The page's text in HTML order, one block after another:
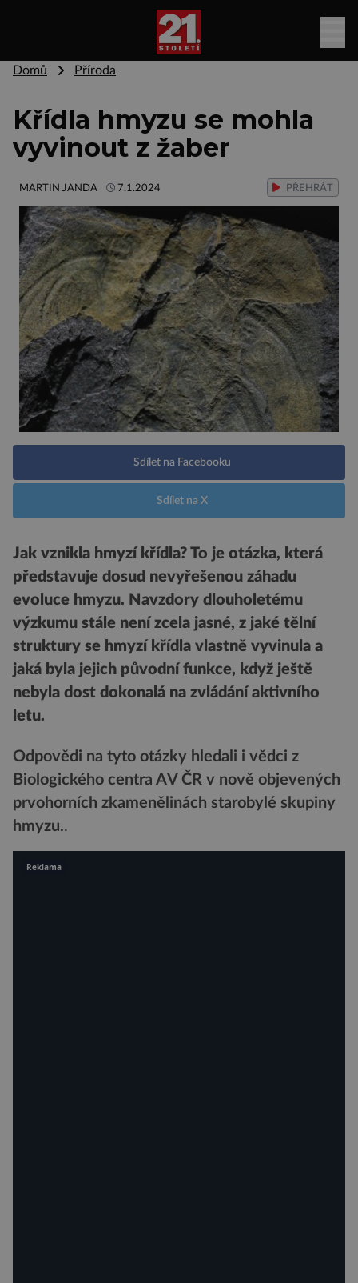
Domů Příroda
Křídla hmyzu se mohla
vyvinout z žaber
MARTIN JANDA 7.1.2024 PŘEHRÁT
Sdílet na Facebooku
Sdílet na X
Jak vznikla hmyzí křídla? To je otázka, která
představuje dosud nevyřešenou záhadu
evoluce hmyzu. Navzdory dlouholetému
výzkumu stále není zcela jasné, z jaké tělní
struktury se hmyzí křídla vlastně vyvinula a
jaká byla jejich původní funkce, když ještě
nebyla dost dokonalá na zvládání aktivního
letu.
Odpovědi na tyto otázky hledali i vědci z
Biologického centra AV ČR v nově objevených
prvohorních zkamenělinách starobylé skupiny
hmyzu..
Reklama